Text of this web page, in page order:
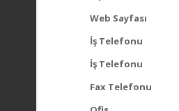
Web Sayfası
İş Telefonu
İş Telefonu
Fax Telefonu